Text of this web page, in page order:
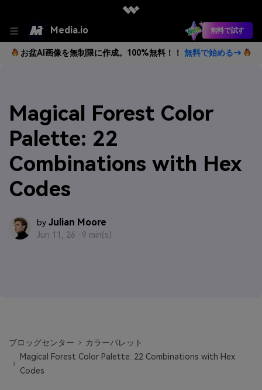
Media.io 無料で試す
お盆AI画像を無制限に作成。100%無料！！ 無料で始める→
Magical Forest Color
Palette: 22
Combinations with Hex
Codes
by Julian Moore
Jun 11, 26 · 9 min(s)
ブロッグセンター
カラーパレット
Magical Forest Color Palette: 22 Combinations with Hex
Codes